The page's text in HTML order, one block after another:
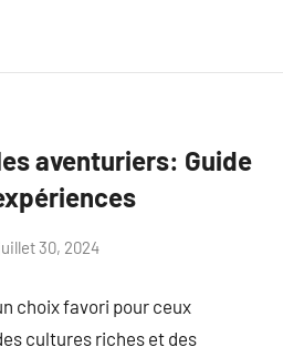
aventuriers: Guide
30, 2024
choix favori pour ceux
cultures riches et des